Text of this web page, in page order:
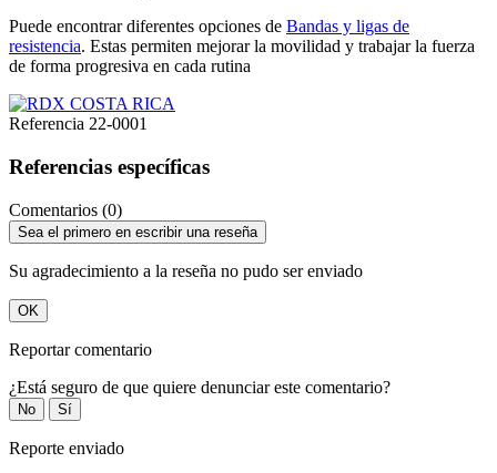
Puede encontrar diferentes opciones de Bandas y ligas de
resistencia. Estas permiten mejorar la movilidad y trabajar la fuerza
de forma progresiva en cada rutina
Referencia 22-0001
Referencias específicas
Comentarios (0)
Sea el primero en escribir una reseña
Su agradecimiento a la reseña no pudo ser enviado
OK
Reportar comentario
¿Está seguro de que quiere denunciar este comentario?
No Sí
Reporte enviado